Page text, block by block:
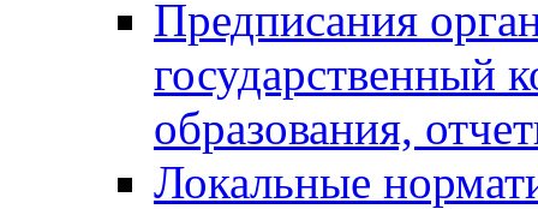
Предписания
государственный
образования,
Локальные